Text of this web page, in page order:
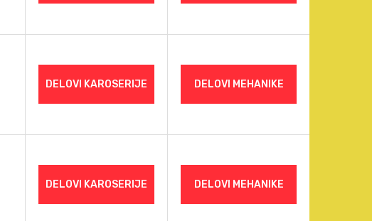
DELOVI KAROSERIJE DELOVI MEHANIKE
DELOVI KAROSERIJE DELOVI MEHANIKE